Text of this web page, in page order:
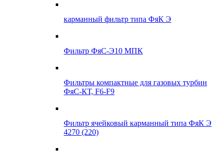
карманный фильтр типа ФяК Э
Фильтр ФяС-Э10 МПК
Фильтры компактные для газовых турбин
ФяС-КТ, F6-F9
Фильтр ячейковый карманный типа ФяК Э
4270 (220)